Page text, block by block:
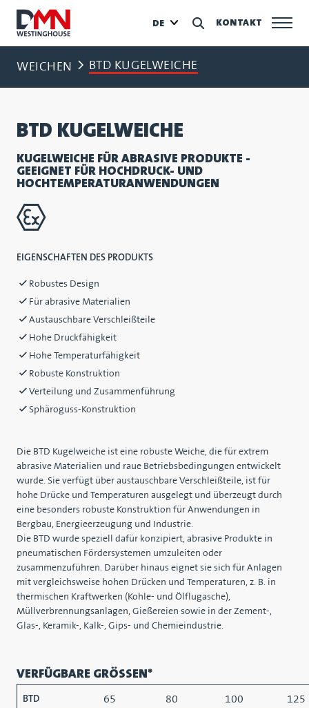
KONTAKT
DE
WEICHEN BTD KUGELWEICHE
BTD KUGELWEICHE
KUGELWEICHE FÜR ABRASIVE PRODUKTE -
GEEIGNET FÜR HOCHDRUCK- UND
HOCHTEMPERATURANWENDUNGEN
EIGENSCHAFTEN DES PRODUKTS
Robustes Design
Für abrasive Materialien
Austauschbare Verschleißteile
Hohe Druckfähigkeit
Hohe Temperaturfähigkeit
Robuste Konstruktion
Verteilung und Zusammenführung
Sphäroguss-Konstruktion
Die BTD Kugelweiche ist eine robuste Weiche, die für extrem
abrasive Materialien und raue Betriebsbedingungen entwickelt
wurde. Sie verfügt über austauschbare Verschleißteile, ist für
hohe Drücke und Temperaturen ausgelegt und überzeugt durch
eine besonders robuste Konstruktion für Anwendungen in
Bergbau, Energieerzeugung und Industrie.
Die BTD wurde speziell dafür konzipiert, abrasive Produkte in
pneumatischen Fördersystemen umzuleiten oder
zusammenzuführen. Darüber hinaus eignet sie sich für Anlagen
mit vergleichsweise hohen Drücken und Temperaturen, z. B. in
thermischen Kraftwerken (Kohle- und Ölflugasche),
Müllverbrennungsanlagen, Gießereien sowie in der Zement-,
Glas-, Keramik-, Kalk-, Gips- und Chemieindustrie.
VERFÜGBARE GRÖSSEN*
BTD 65 80 100 125